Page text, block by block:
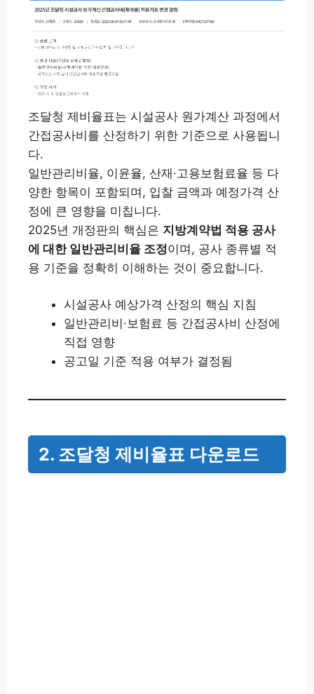
조달청 제비율표는 시설공사 원가계산 과정에서
간접공사비를 산정하기 위한 기준으로 사용됩니
다.
일반관리비율, 이윤율, 산재·고용보험료율 등 다
양한 항목이 포함되며, 입찰 금액과 예정가격 산
정에 큰 영향을 미칩니다.
2025년 개정판의 핵심은 지방계약법 적용 공사
에 대한 일반관리비율 조정이며, 공사 종류별 적
용 기준을 정확히 이해하는 것이 중요합니다.
시설공사 예상가격 산정의 핵심 지침
일반관리비·보험료 등 간접공사비 산정에
직접 영향
공고일 기준 적용 여부가 결정됨
2. 조달청 제비율표 다운로드